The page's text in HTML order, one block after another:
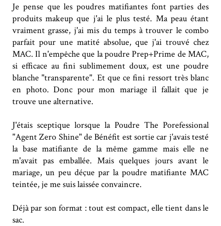
Je pense que les poudres matifiantes font parties des
produits makeup que j'ai le plus testé. Ma peau étant
vraiment grasse, j'ai mis du temps à trouver le combo
parfait pour une matité absolue, que j'ai trouvé chez
MAC. Il n'empêche que la poudre Prep+Prime de MAC,
si efficace au fini sublimement doux, est une poudre
blanche "transparente". Et que ce fini ressort très blanc
en photo. Donc pour mon mariage il fallait que je
trouve une alternative.
J'étais sceptique lorsque la Poudre The Porefessional
"Agent Zero Shine" de Bénéfit est sortie car j'avais testé
la base matifiante de la même gamme mais elle ne
m'avait pas emballée. Mais quelques jours avant le
mariage, un peu déçue par la poudre matifiante MAC
teintée, je me suis laissée convaincre.
Déjà par son format : tout est compact, elle tient dans le
sac.